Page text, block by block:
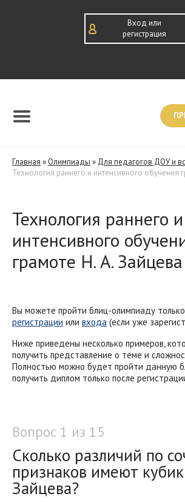
Вход или
регистрация
Главная » Олимпиады » Для педагогов ДОУ и
Технология раннего и интенсивного обучения
Технология раннего и
интенсивного
грамоте Н. А. Зайцева
Вы можете пройти блиц-олимпиаду
регистрации или входа (если уже
Ниже приведены несколько примеров,
получить представление о теме и
Полностью можно будет пройти данную
получить диплом только после
Вопрос 1 из 15
Сколько различий по
признаков имеют
Зайцева?